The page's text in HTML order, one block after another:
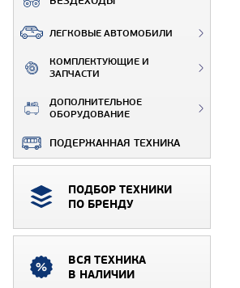
ЛЕГКОВЫЕ АВТОМОБИЛИ
КОМПЛЕКТУЮЩИЕ И
ЗАПЧАСТИ
ДОПОЛНИТЕЛЬНОЕ
ОБОРУДОВАНИЕ
ПОДЕРЖАННАЯ ТЕХНИКА
ПОДБОР ТЕХНИКИ
ПО БРЕНДУ
ВСЯ ТЕХНИКА
В НАЛИЧИИ